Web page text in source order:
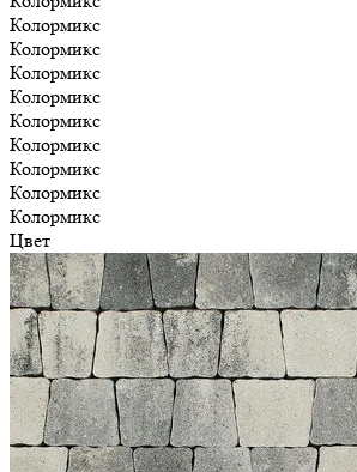
Колормикс
Колормикс
Колормикс
Колормикс
Колормикс
Колормикс
Колормикс
Колормикс
Колормикс
Цвет